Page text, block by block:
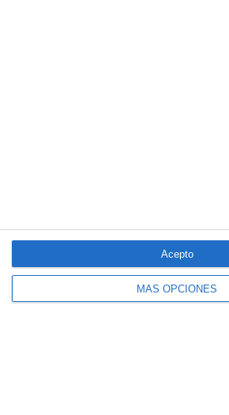
MÁS OPCIONES
Acepto
forestales